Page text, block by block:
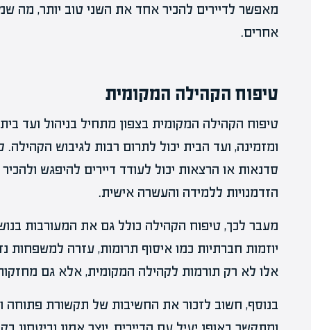
מאפשר לדיירים להכיר אחד את השני טוב יותר, מה
אחרים.
טיפוח הקהילה המקומית
טיפוח הקהילה המקומית בצפון מתחיל בניהול ועד
ומזמינה, ועד הבית יכול לתרום רבות לגיבוש הקהילה.
סדנאות או הרצאות יכול לעודד דיירים להיפגש
הזדמנויות ללמידה והעשרה אישית.
מעבר לכך, טיפוח הקהילה כולל גם את המעורבות
יוזמות חברתיות כמו איסוף תרומות, עזרה למשפחות
אלו לא רק תורמות לקהילה המקומית, אלא גם
בנוסף, חשוב לזכור את החשיבות של תקשורת פתוחה